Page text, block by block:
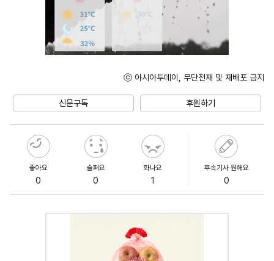
ⓒ 아시아투데이, 무단전재 및 재배포 금지
신문구독 후원하기
좋아요
0
슬퍼요
0
화나요
1
후속기사 원해요
0